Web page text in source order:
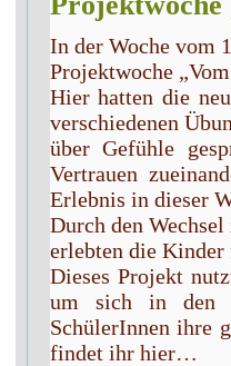
In der Woche vom
Projektwoche
Hier hatten die
verschiedenen
über Gefühle
Vertrauen
Erlebnis in dieser
Durch den
erlebten die Kinder
Dieses Projekt
um sich in den
SchülerInnen ihre
findet ihr hier…